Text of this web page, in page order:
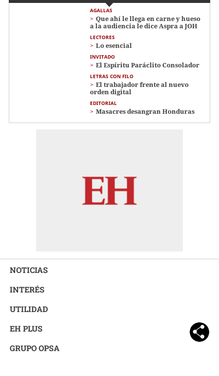
AGALLAS
Que ahí le llega en carne y hueso
a la audiencia le dice Aspra a JOH
LECTORES
Lo esencial
INVITADO
El Espíritu Paráclito Consolador
LETRAS CON FILO
El trabajador frente al nuevo
orden digital
EDITORIAL
Masacres desangran Honduras
NOTICIAS
INTERÉS
UTILIDAD
EH PLUS
GRUPO OPSA